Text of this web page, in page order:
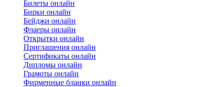
Билеты онлайн
Бирки онлайн
Бейджи онлайн
Флаеры онлайн
Открытки онлайн
Приглашения онлайн
Сертификаты онлайн
Дипломы онлайн
Грамоты онлайн
Фирменные бланки онлайн